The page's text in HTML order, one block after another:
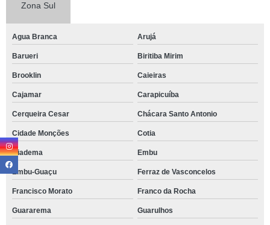
Zona Sul
Agua Branca Arujá
Barueri Biritiba Mirim
Brooklin Caieiras
Cajamar Carapicuíba
Cerqueira Cesar Chácara Santo Antonio
Cidade Monções Cotia
Diadema Embu
Embu-Guaçu Ferraz de Vasconcelos
Francisco Morato Franco da Rocha
Guararema Guarulhos